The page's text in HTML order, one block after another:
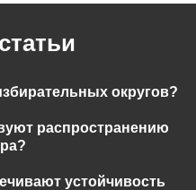
округов?
распространению
устойчивость